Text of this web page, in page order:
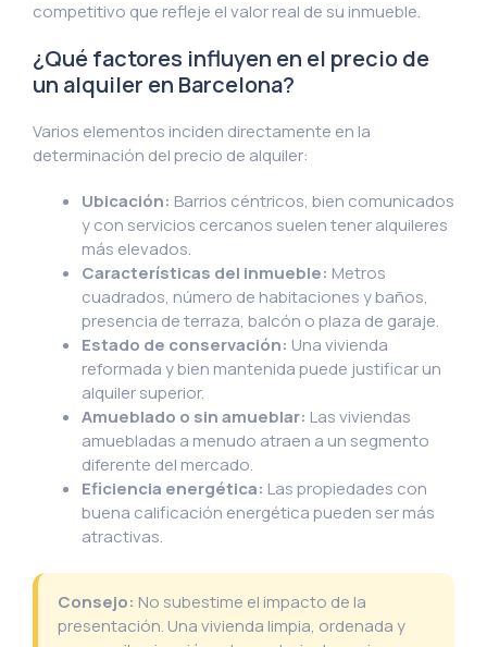
competitivo que refleje el valor real de su inmueble.
¿Qué factores influyen en el precio de
un alquiler en Barcelona?
Varios elementos inciden directamente en la
determinación del precio de alquiler:
Ubicación: Barrios céntricos, bien comunicados
y con servicios cercanos suelen tener alquileres
más elevados.
Características del inmueble: Metros
cuadrados, número de habitaciones y baños,
presencia de terraza, balcón o plaza de garaje.
Estado de conservación: Una vivienda
reformada y bien mantenida puede justificar un
alquiler superior.
Amueblado o sin amueblar: Las viviendas
amuebladas a menudo atraen a un segmento
diferente del mercado.
Eficiencia energética: Las propiedades con
buena calificación energética pueden ser más
atractivas.
Consejo: No subestime el impacto de la
presentación. Una vivienda limpia, ordenada y